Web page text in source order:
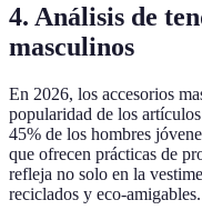
4. Análisis de
masculinos
En 2026, los accesorios
popularidad de los
45% de los hombres
que ofrecen prácticas de
refleja no solo en la
reciclados y eco-amigables.